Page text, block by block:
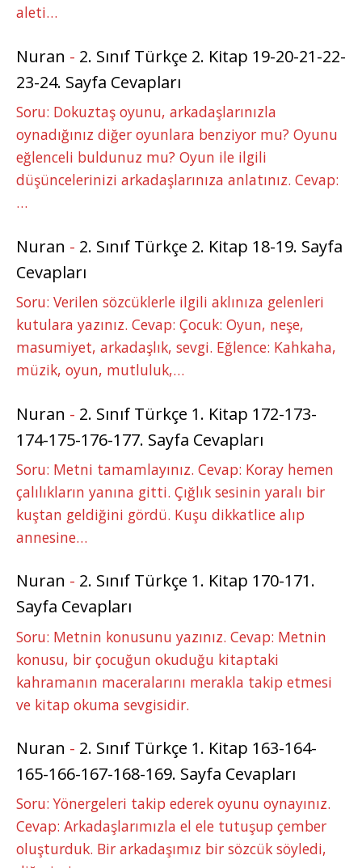
aleti…
Nuran - 2. Sınıf Türkçe 2. Kitap 19-20-21-22-
23-24. Sayfa Cevapları
Soru: Dokuztaş oyunu, arkadaşlarınızla
oynadığınız diğer oyunlara benziyor mu? Oyunu
eğlenceli buldunuz mu? Oyun ile ilgili
düşüncelerinizi arkadaşlarınıza anlatınız. Cevap:
…
Nuran - 2. Sınıf Türkçe 2. Kitap 18-19. Sayfa
Cevapları
Soru: Verilen sözcüklerle ilgili aklınıza gelenleri
kutulara yazınız. Cevap: Çocuk: Oyun, neşe,
masumiyet, arkadaşlık, sevgi. Eğlence: Kahkaha,
müzik, oyun, mutluluk,…
Nuran - 2. Sınıf Türkçe 1. Kitap 172-173-
174-175-176-177. Sayfa Cevapları
Soru: Metni tamamlayınız. Cevap: Koray hemen
çalılıkların yanına gitti. Çığlık sesinin yaralı bir
kuştan geldiğini gördü. Kuşu dikkatlice alıp
annesine…
Nuran - 2. Sınıf Türkçe 1. Kitap 170-171.
Sayfa Cevapları
Soru: Metnin konusunu yazınız. Cevap: Metnin
konusu, bir çocuğun okuduğu kitaptaki
kahramanın maceralarını merakla takip etmesi
ve kitap okuma sevgisidir.
Nuran - 2. Sınıf Türkçe 1. Kitap 163-164-
165-166-167-168-169. Sayfa Cevapları
Soru: Yönergeleri takip ederek oyunu oynayınız.
Cevap: Arkadaşlarımızla el ele tutuşup çember
oluşturduk. Bir arkadaşımız bir sözcük söyledi,